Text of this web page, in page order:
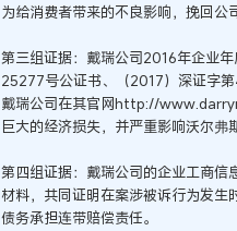
为给消费者带来的不良影响，挽回公
第三组证据：戴瑞公司2016年企业
25277号公证书、（2017）深证字
戴瑞公司在其官网http://
巨大的经济损失，并严重影响沃尔弗
第四组证据：戴瑞公司的企业工商信
材料，共同证明在案涉被诉行为发生
债务承担连带赔偿责任。